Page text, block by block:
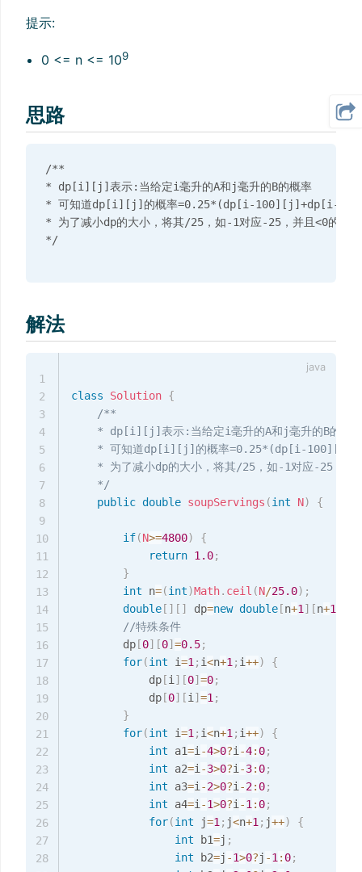
提示:
0 <= n <= 109​​​​​​​
思路
/**
* dp[i][j]表示:当给定i毫升的A和j毫升的B的概率
* 可知道dp[i][j]的概率=0.25*(dp[i-100][j]+dp[i-
* 为了减小dp的大小，将其/25，如-1对应-25，并且<0的按
解法
class Solution {
/**
* dp[i][j]表示:当给定i毫升的A和j毫升的B的概
* 可知道dp[i][j]的概率=0.25*(dp[i-
* 为了减小dp的大小，将其/25，如-1对应-25，并
    */
public double soupServings (int N) {
if(N>=4800)
{
return 1.0;
}
int n=(int)Math. ceil (N/25.0) ;
double [ ] [ ] dp=new double [n+1 ] [n+1
//特殊条件
        dp
[0] [0] =0.5;
for(int i=1 ; i<n+1 ; i++)
{
        	dp
[i ] [0] =0;
        	dp
[0] [i ] =1 ;
}
for(int i=1 ; i<n+1 ; i++)
{
int a1=i -4>0?i -4: 0;
int a2=i -3>0?i -3: 0;
int a3=i -2>0?i -2: 0;
int a4=i -1>0?i -1 : 0;
for(int j=1 ; j<n+1 ; j++)
{
int b1=j ;
int b2=j -1>0?j -1 : 0;
1
2
3
4
5
6
7
8
9
10
11
12
13
14
15
16
17
18
19
20
21
22
23
24
25
26
27
28